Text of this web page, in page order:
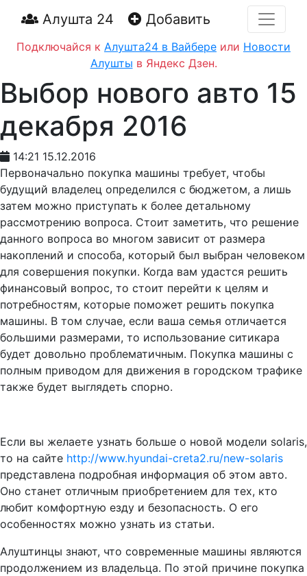
Алушта 24 Добавить
Подключайся к Алушта24 в Вайбере или Новости
Алушты в Яндекс Дзен.
Выбор нового авто 15
декабря 2016
14:21 15.12.2016
Первоначально покупка машины требует, чтобы
будущий владелец определился с бюджетом, а лишь
затем можно приступать к более детальному
рассмотрению вопроса. Стоит заметить, что решение
данного вопроса во многом зависит от размера
накоплений и способа, который был выбран человеком
для совершения покупки. Когда вам удастся решить
финансовый вопрос, то стоит перейти к целям и
потребностям, которые поможет решить покупка
машины. В том случае, если ваша семья отличается
большими размерами, то использование ситикара
будет довольно проблематичным. Покупка машины с
полным приводом для движения в городском трафике
также будет выглядеть спорно.
Если вы желаете узнать больше о новой модели solaris,
то на сайте http://www.hyundai-creta2.ru/new-solaris
представлена подробная информация об этом авто.
Оно станет отличным приобретением для тех, кто
любит комфортную езду и безопасность. О его
особенностях можно узнать из статьи.
Алуштинцы знают, что современные машины являются
продолжением из владельца. По этой причине покупка